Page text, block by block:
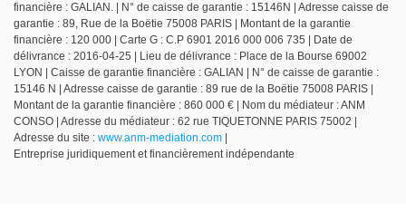
financière : GALIAN. | N° de caisse de garantie : 15146N | Adresse caisse de
garantie : 89, Rue de la Boëtie 75008 PARIS | Montant de la garantie
financière : 120 000 | Carte G : C.P 6901 2016 000 006 735 | Date de
délivrance : 2016-04-25 | Lieu de délivrance : Place de la Bourse 69002
LYON | Caisse de garantie financière : GALIAN | N° de caisse de garantie :
15146 N | Adresse caisse de garantie : 89 rue de la Boëtie 75008 PARIS |
Montant de la garantie financière : 860 000 € | Nom du médiateur : ANM
CONSO | Adresse du médiateur : 62 rue TIQUETONNE PARIS 75002 |
Adresse du site : www.anm-mediation.com
Entreprise juridiquement et financièrement indépendante